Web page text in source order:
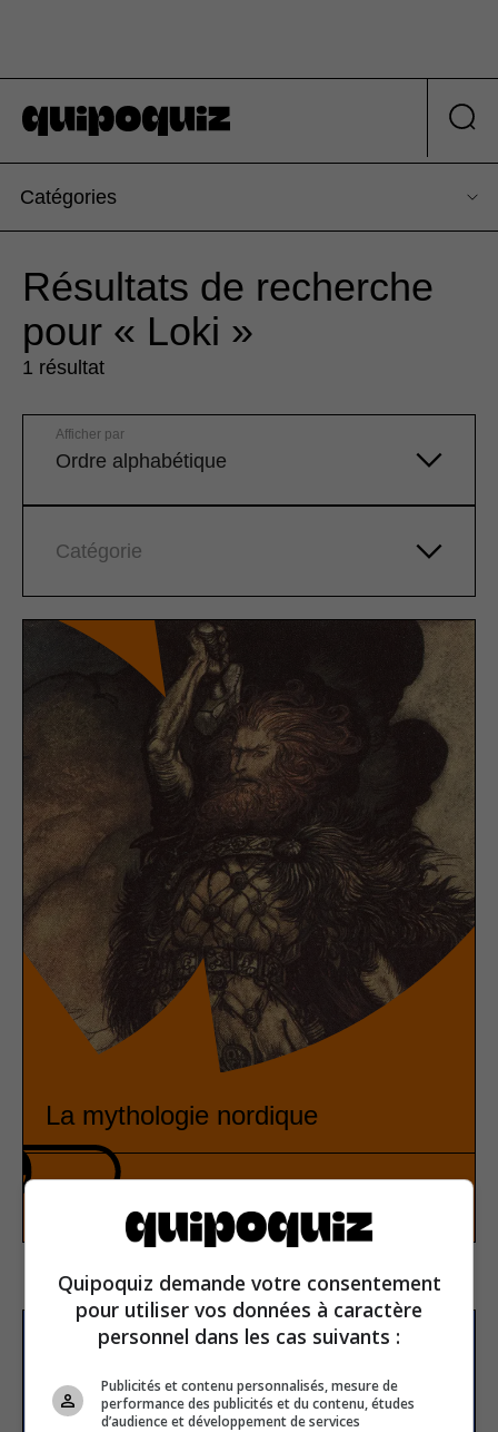
Catégories
Résultats de recherche
pour « Loki »
1 résultat
Ordre alphabétique
Afficher par
Catégorie
La mythologie nordique
S’inscrire à la newsletter
Quipoquiz demande votre consentement
pour utiliser vos données à caractère
personnel dans les cas suivants :
Publicités et contenu personnalisés, mesure de
performance des publicités et du contenu, études
d’audience et développement de services